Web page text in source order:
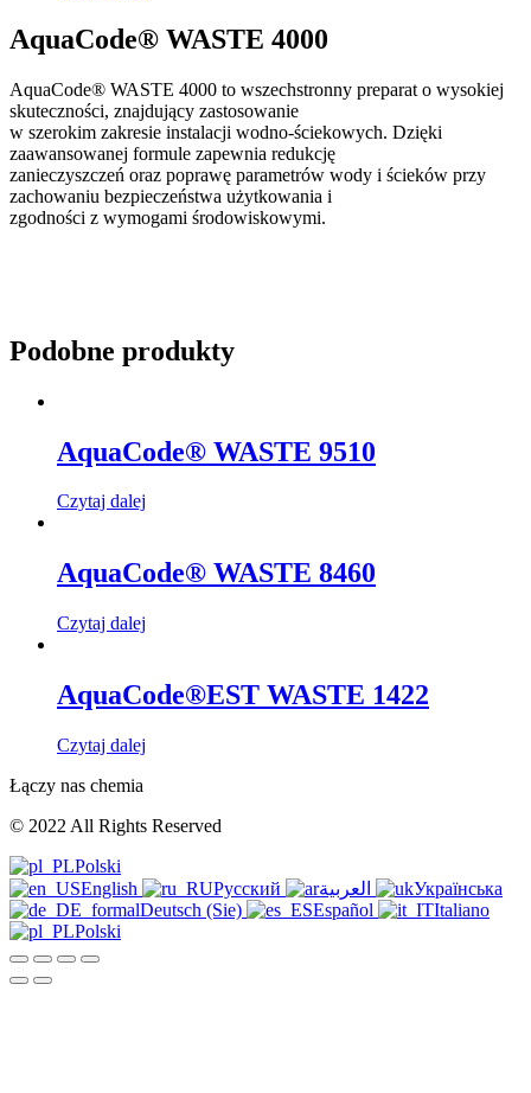
AquaCode® WASTE 4000
AquaCode® WASTE 4000 to wszechstronny preparat o wysokiej
skuteczności, znajdujący zastosowanie
w szerokim zakresie instalacji wodno-ściekowych. Dzięki
zaawansowanej formule zapewnia redukcję
zanieczyszczeń oraz poprawę parametrów wody i ścieków przy
zachowaniu bezpieczeństwa użytkowania i
zgodności z wymogami środowiskowymi.
Podobne produkty
AquaCode® WASTE 9510
Czytaj dalej
AquaCode® WASTE 8460
Czytaj dalej
AquaCode®EST WASTE 1422
Czytaj dalej
Łączy nas chemia
© 2022 All Rights Reserved
Polski
English
Русский
Українська
Deutsch (Sie)
Español
Italiano
Polski